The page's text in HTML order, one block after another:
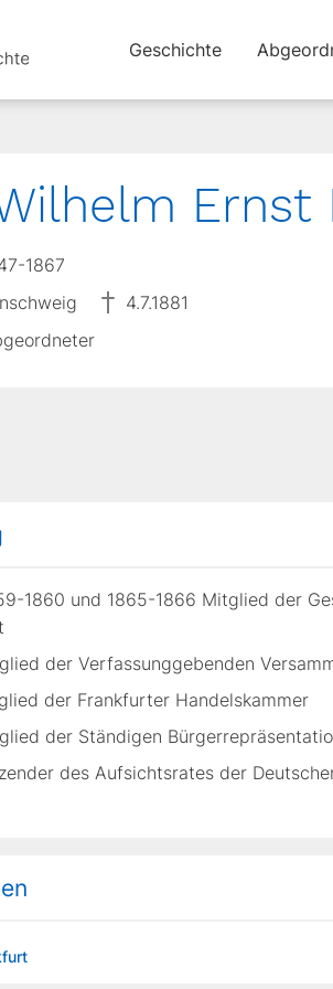
Geschichte
Ernst
1867
4.7.1881
1860 und 1865-1866 Mitglied der
der Verfassunggebenden
der Frankfurter Handelskammer
der Ständigen
des Aufsichtsrates der